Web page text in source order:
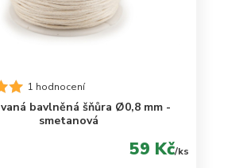
1 hodnocení
bavlněná šňůra Ø0,8 mm -
smetanová
59 Kč/ks